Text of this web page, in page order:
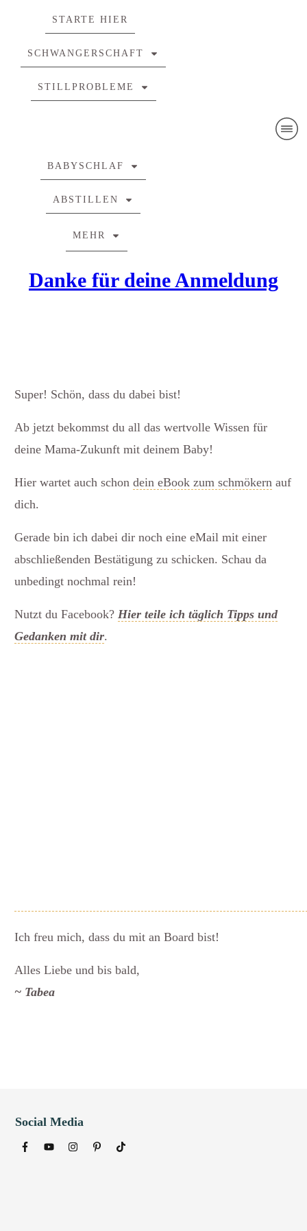
STARTE HIER
SCHWANGERSCHAFT
STILLPROBLEME
BABYSCHLAF
ABSTILLEN
MEHR
Danke für deine Anmeldung
Super! Schön, dass du dabei bist!
Ab jetzt bekommst du all das wertvolle Wissen für
deine Mama-Zukunft mit deinem Baby!
Hier wartet auch schon dein eBook zum schmökern auf
dich.
Gerade bin ich dabei dir noch eine eMail mit einer
abschließenden Bestätigung zu schicken. Schau da
unbedingt nochmal rein!
Nutzt du Facebook? Hier teile ich täglich Tipps und
Gedanken mit dir.
Ich freu mich, dass du mit an Board bist!
Alles Liebe und bis bald,
~ Tabea
Social Media